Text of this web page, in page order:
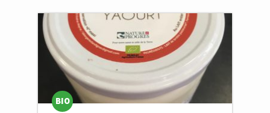
BIO